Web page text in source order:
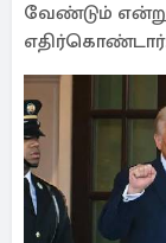
வேண்டும்